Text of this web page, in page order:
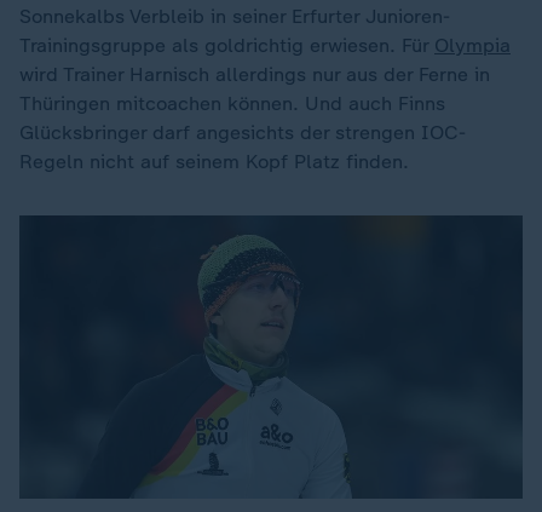
Sonnekalbs Verbleib in seiner Erfurter Junioren-
Trainingsgruppe als goldrichtig erwiesen. Für Olympia
wird Trainer Harnisch allerdings nur aus der Ferne in
Thüringen mitcoachen können. Und auch Finns
Glücksbringer darf angesichts der strengen IOC-
Regeln nicht auf seinem Kopf Platz finden.